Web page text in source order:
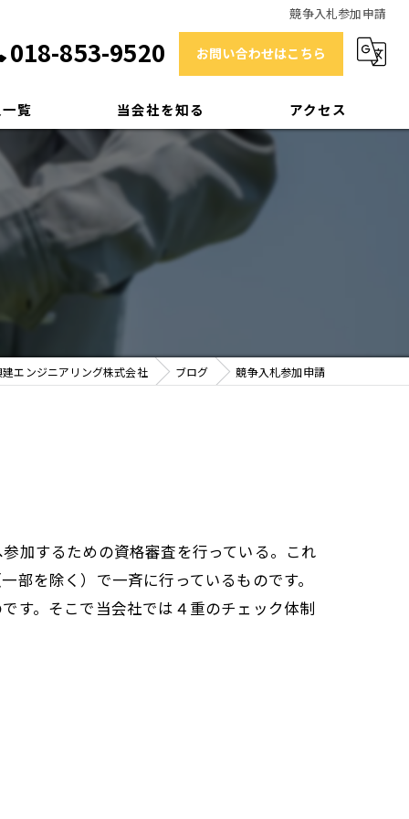
競争入札参加申請
018-853-9520 お問い合わせはこちら
覧 当会社を知る
技術士
補償業務管理士
測量士
アクセス
エンジニアリング株式会社 ブログ 競争入札参加申請
加するための資格審査を行っている。これ
を除く）で一斉に行っているものです。
す。そこで当会社では４重のチェック体制